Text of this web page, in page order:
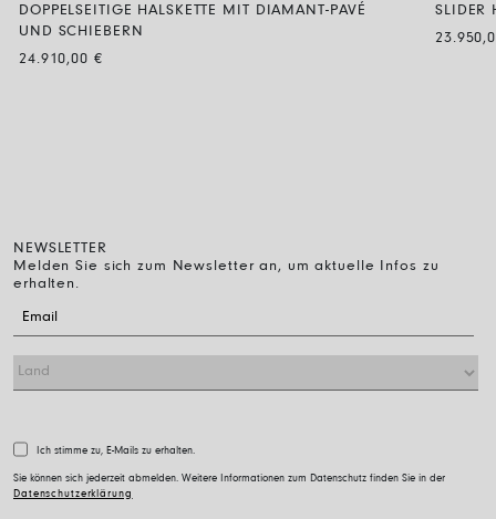
DOPPELSEITIGE HALSKETTE MIT DIAMANT-PAVÉ
UND SCHIEBERN
24.910,00 €
SLIDER
NEWSLETTER
Melden Sie sich zum Newsletter an, um aktuelle Infos zu
erhalten.
Ich stimme zu, E-Mails zu erhalten.
Sie können sich jederzeit abmelden. Weitere Informationen zum Datenschutz finden Sie in der
Datenschutzerklärung